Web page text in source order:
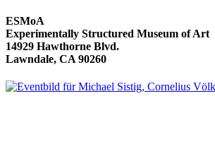
ESMoA
Experimentally Structured Museum of Art
14929 Hawthorne Blvd.
Lawndale, CA 90260